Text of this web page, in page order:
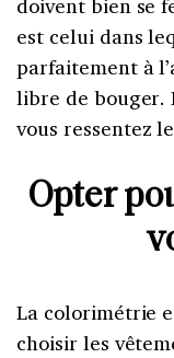
doivent bien se
est celui dans
parfaitement à
libre de bouger.
vous ressentez
Opter
La colorimétrie
choisir les